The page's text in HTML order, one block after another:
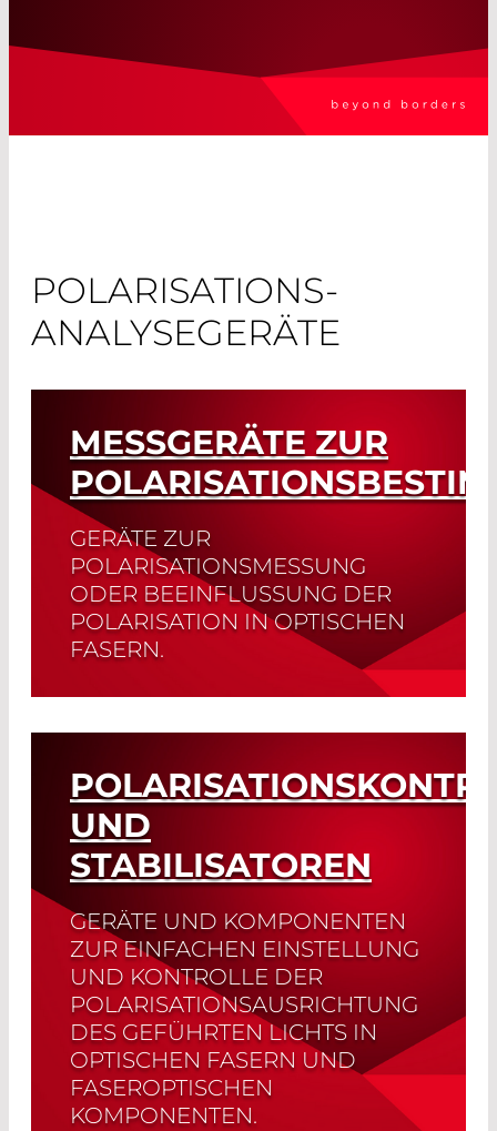
POLARISATIONS-
ANALYSEGERÄTE
MESSGERÄTE ZUR
GERÄTE ZUR
POLARISATIONSMESSUNG
ODER BEEINFLUSSUNG DER
POLARISATION IN OPTISCHEN
FASERN.
Read More
UND
STABILISATOREN
GERÄTE UND KOMPONENTEN
ZUR EINFACHEN EINSTELLUNG
UND KONTROLLE DER
POLARISATIONSAUSRICHTUNG
DES GEFÜHRTEN LICHTS IN
OPTISCHEN FASERN UND
FASEROPTISCHEN
KOMPONENTEN.